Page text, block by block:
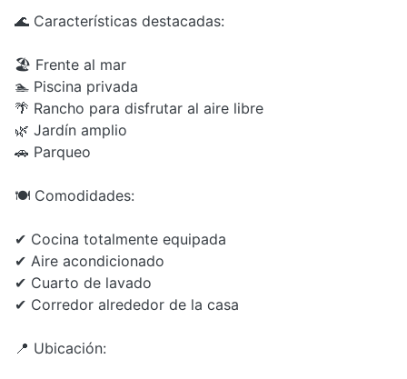
🌊 Características destacadas:
🏖 Frente al mar
🏊 Piscina privada
🌴 Rancho para disfrutar al aire libre
🌿 Jardín amplio
🚗 Parqueo
🍽 Comodidades:
✔ Cocina totalmente equipada
✔ Aire acondicionado
✔ Cuarto de lavado
✔ Corredor alrededor de la casa
📍 Ubicación: